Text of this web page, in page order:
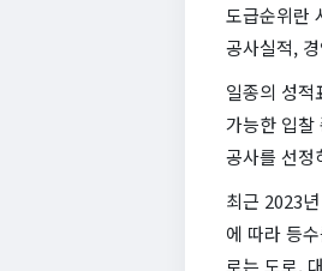
도급순위란
공사실적,
일종의 성
가능한 입찰
공사를 선정
최근 2023
에 따라 등
로는 도로,